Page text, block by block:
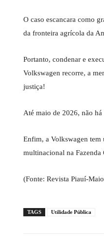
O caso escancara como
da fronteira agrícola da
Portanto, condenar e
Volkswagen recorre, a
justiça!
Até maio de 2026, não
Enfim, a Volkswagen tem
multinacional na
(Fonte: Revista Piauí-
TAGS Utilidade Pública